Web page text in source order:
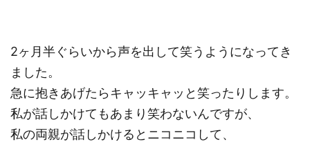
2ヶ月半ぐらいから声を出して笑うようになってき
ました。
急に抱きあげたらキャッキャッと笑ったりします。
私が話しかけてもあまり笑わないんですが、
私の両親が話しかけるとニコニコして、